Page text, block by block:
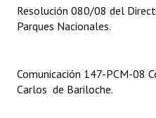
DOCUMENTOS
Proyectos Presentados
Dictámenes Asesoría Letrada
Resolución 080/08 del
Parques Nacionales.
Comunicación 147-PCM-08
Carlos de Bariloche.